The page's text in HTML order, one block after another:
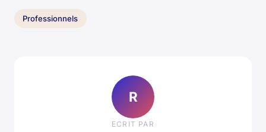
Professionnels
R
ECRIT PAR